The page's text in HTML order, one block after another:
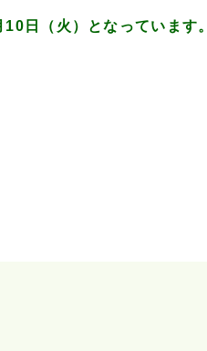
日（火）となっています。